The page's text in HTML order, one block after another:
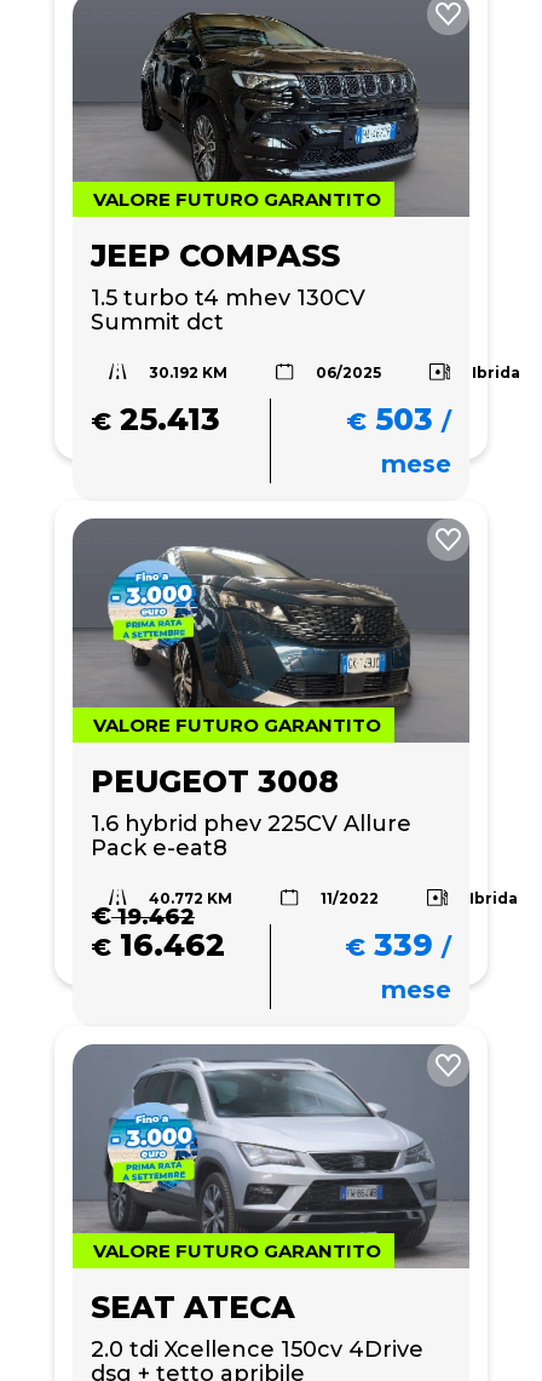
VALORE FUTURO GARANTITO
JEEP COMPASS
1.5 turbo t4 mhev 130CV
Summit dct
30.192 KM 06/2025 Ibrida
€ 25.413 € 503 /
mese
VALORE FUTURO GARANTITO
PEUGEOT 3008
1.6 hybrid phev 225CV Allure
Pack e-eat8
40.772 KM 11/2022 Ibrida
€19.462
€ 16.462 € 339 /
mese
VALORE FUTURO GARANTITO
SEAT ATECA
2.0 tdi Xcellence 150cv 4Drive
dsg + tetto apribile